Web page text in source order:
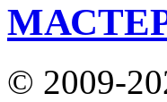
© 2009-